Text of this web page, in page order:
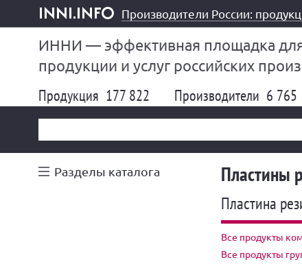
inni.info
Производители России:
ИННИ — эффективная площадка
продукции и услуг российских
Продукция 177 822 Производители 6 765
Разделы каталога Пластины
Пластина
Все продукты
Все продукты